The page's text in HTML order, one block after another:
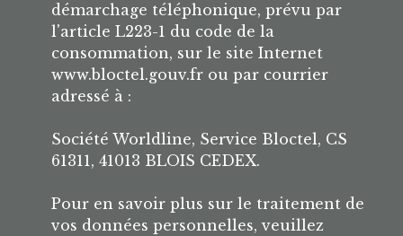
démarchage téléphonique, prévu par
l'article L223-1 du code de la
consommation, sur le site Internet
www.bloctel.gouv.fr ou par courrier
adressé à :
Société Worldline, Service Bloctel, CS
61311, 41013 BLOIS CEDEX.
Pour en savoir plus sur le traitement de
vos données personnelles, veuillez